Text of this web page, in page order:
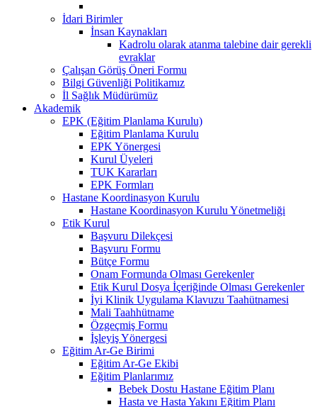
İdari Birimler
İnsan Kaynakları
Kadrolu olarak atanma talebine dair gerekli
evraklar
Çalışan Görüş Öneri Formu
Bilgi Güvenliği Politikamız
İl Sağlık Müdürümüz
Akademik
EPK (Eğitim Planlama Kurulu)
Eğitim Planlama Kurulu
EPK Yönergesi
Kurul Üyeleri
TUK Kararları
EPK Formları
Hastane Koordinasyon Kurulu
Hastane Koordinasyon Kurulu Yönetmeliği
Etik Kurul
Başvuru Dilekçesi
Başvuru Formu
Bütçe Formu
Onam Formunda Olması Gerekenler
Etik Kurul Dosya İçeriğinde Olması Gerekenler
İyi Klinik Uygulama Klavuzu Taahütnamesi
Mali Taahhütname
Özgeçmiş Formu
İşleyiş Yönergesi
Eğitim Ar-Ge Birimi
Eğitim Ar-Ge Ekibi
Eğitim Planlarımız
Bebek Dostu Hastane Eğitim Planı
Hasta ve Hasta Yakını Eğitim Planı